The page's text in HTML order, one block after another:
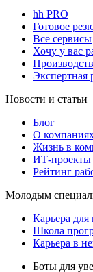
hh PRO
Готовое
Все сервисы
Хочу у вас
Экспертная
Новости и статьи
Блог
О
Жизнь в
ИТ-проекты
Рейтинг
Молодым
Карьера
Школа
Карьера в
Боты для